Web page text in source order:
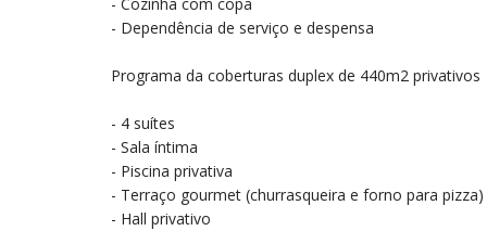
- Dependência de serviço e despensa
Programa da coberturas duplex de 440m2 privativos
- 4 suítes
- Sala íntima
- Piscina privativa
- Terraço gourmet (churrasqueira e forno para pizza)
- Hall privativo